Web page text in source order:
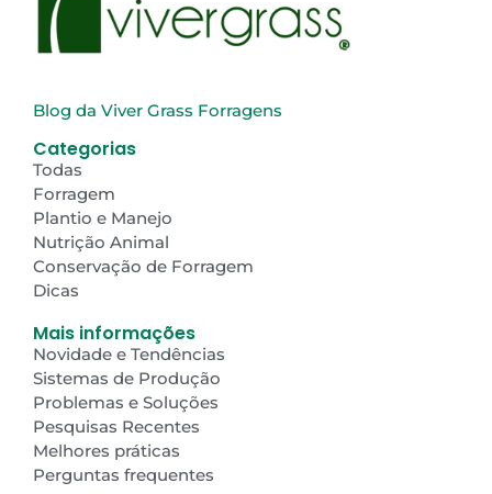
Blog da Viver Grass Forragens
Categorias
Todas
Forragem
Plantio e Manejo
Nutrição Animal
Conservação de Forragem
Dicas
Mais informações
Novidade e Tendências
Sistemas de Produção
Problemas e Soluções
Pesquisas Recentes
Melhores práticas
Perguntas frequentes